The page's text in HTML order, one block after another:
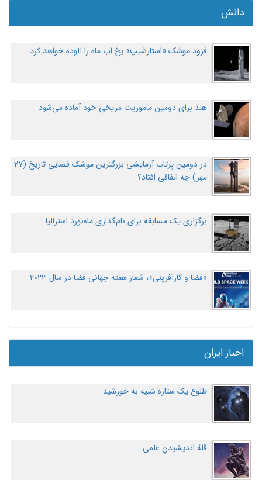
دانش
فرود موشک «استارشیپ» یخ آب ماه را آلوده خواهد کرد
هند برای دومین ماموریت مریخی خود آماده می‌شود
در دومین پرتاب آزمایشی بزرگترین موشک فضایی تاریخ (27
مهر‌) چه اتفاقی افتاد؟
برگزاری یک مسابقه برای نام‌گذاری ماه‌نورد استرالیا
«فضا و کارآفرینی»؛ شعار هفته جهانی فضا در سال ۲۰۲۳
اخبار ایران
طلوع یک ستاره شبیه به خورشید
قلهُ اندیشیدنِ عِلمی